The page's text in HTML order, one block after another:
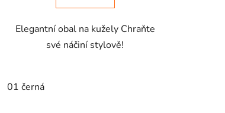
Elegantní obal na kužely Chraňte
své náčiní stylově!
01 černá